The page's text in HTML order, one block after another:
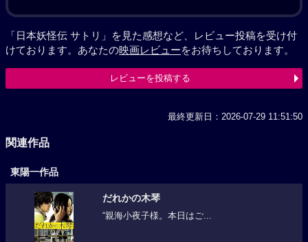
「日本妖怪伝 サトリ」を見た感想など、レビュー投稿を受け付
けております。あなたの映画レビューをお待ちしております。
レビューを投稿する
最終更新日：2026-07-29 11:51:50
関連作品
東陽一作品
だれかの木琴
“親海小夜子様。本日はご...